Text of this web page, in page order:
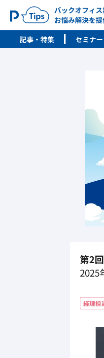
バックオフィ
お悩み解決を
記事・特集 セミナー
第2
2025
経理担